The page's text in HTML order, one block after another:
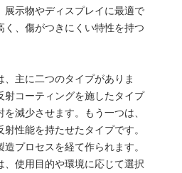
展示物やディスプレイに最適で
く、傷がつきにくい特性を持つ
主に二つのタイプがありま
射コーティングを施したタイプ
減少させます。もう一つは、
性能を持たせたタイプです。
プロセスを経て作られます。
、使用目的や環境に応じて選択